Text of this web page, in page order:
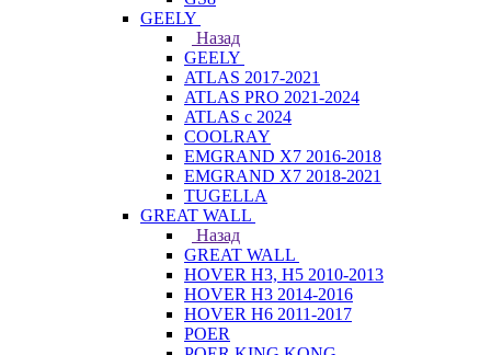
GEELY
Назад
GEELY
ATLAS 2017-2021
ATLAS PRO 2021-2024
ATLAS с 2024
COOLRAY
EMGRAND X7 2016-2018
EMGRAND X7 2018-2021
TUGELLA
GREAT WALL
Назад
GREAT WALL
HOVER H3, H5 2010-2013
HOVER H3 2014-2016
HOVER H6 2011-2017
POER